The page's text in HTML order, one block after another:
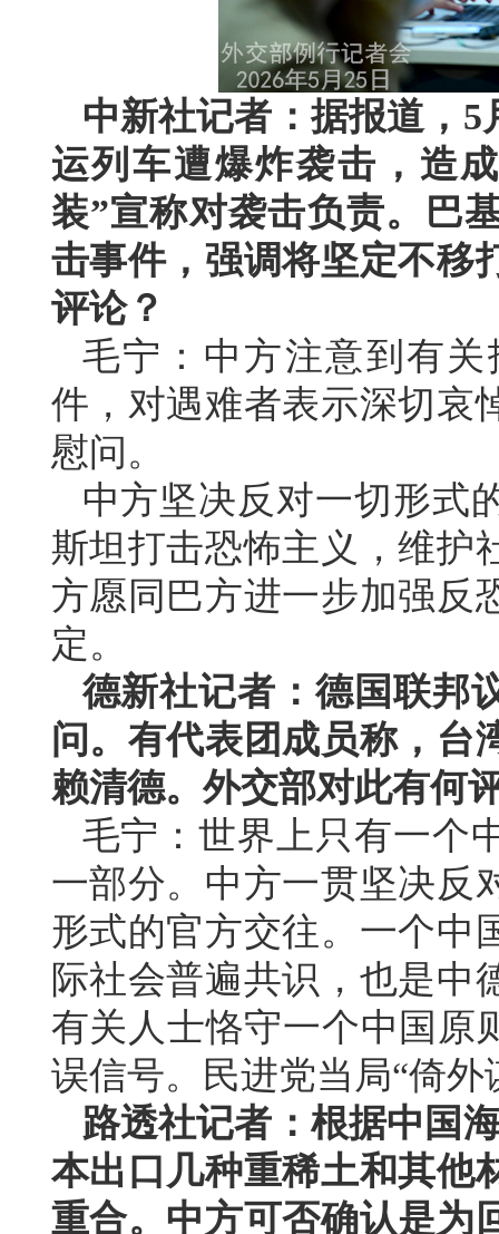
中新社记者：据报道，
运列车遭爆炸袭击，造
装”宣称对袭击负责。巴
击事件，强调将坚定不移
评论？
毛宁：中方注意到有
件，对遇难者表示深切哀
慰问。
中方坚决反对一切形式
斯坦打击恐怖主义，维护
方愿同巴方进一步加强反
定。
德新社记者：德国联邦
问。有代表团成员称，台
赖清德。外交部对此有何
毛宁：世界上只有一个
一部分。中方一贯坚决反
形式的官方交往。一个中
际社会普遍共识，也是中
有关人士恪守一个中国原
误信号。民进党当局“倚外
路透社记者：根据中国
本出口几种重稀土和其他
重合。中方可否确认是为